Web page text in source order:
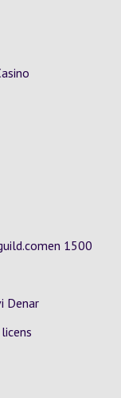
1500
Denar